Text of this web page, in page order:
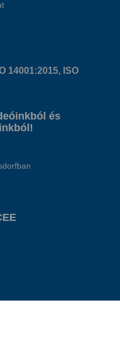
14001:2015, ISO
és